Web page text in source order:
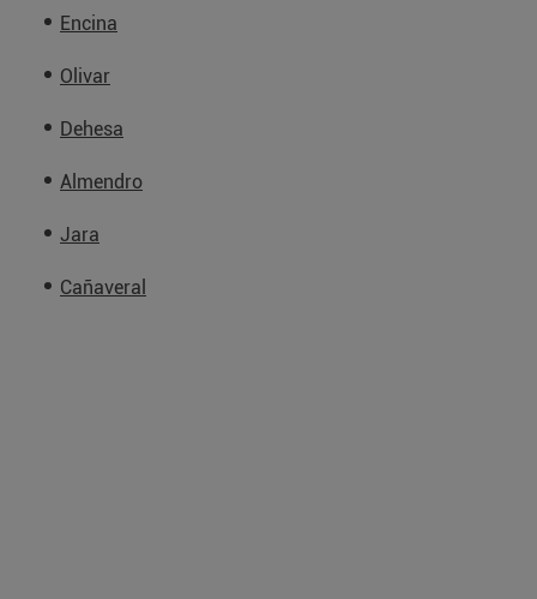
Encina
Olivar
Dehesa
Almendro
Jara
Cañaveral